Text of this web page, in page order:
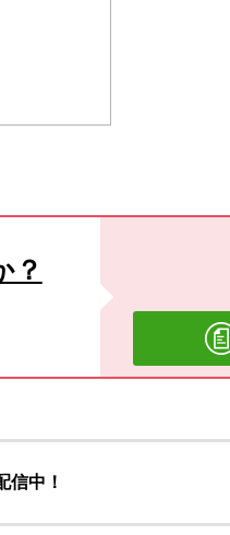
？
中！